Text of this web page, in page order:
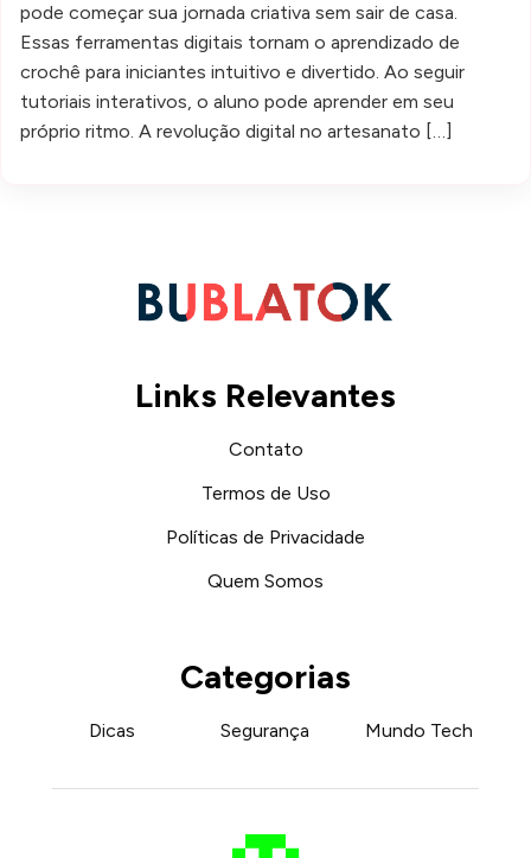
pode começar sua jornada criativa sem sair de casa.
Essas ferramentas digitais tornam o aprendizado de
crochê para iniciantes intuitivo e divertido. Ao seguir
tutoriais interativos, o aluno pode aprender em seu
próprio ritmo. A revolução digital no artesanato […]
Links Relevantes
Contato
Termos de Uso
Políticas de Privacidade
Quem Somos
Categorias
Dicas Segurança Mundo Tech